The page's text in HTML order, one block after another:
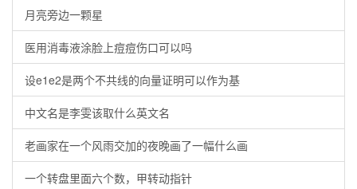
月亮旁边一颗星
医用消毒液涂脸上痘痘伤口可以吗
设e1e2是两个不共线的向量证明可以作为基
中文名是李雯该取什么英文名
老画家在一个风雨交加的夜晚画了一幅什么画
一个转盘里面六个数，甲转动指针